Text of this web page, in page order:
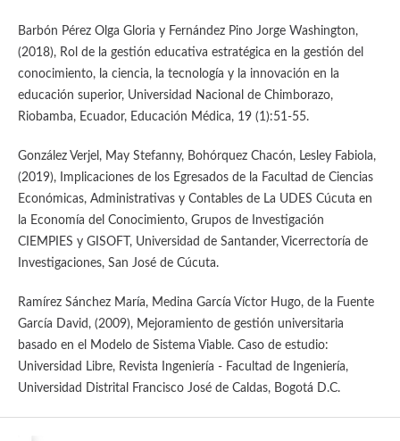
Barbón Pérez Olga Gloria y Fernández Pino Jorge Washington,
(2018), Rol de la gestión educativa estratégica en la gestión del
conocimiento, la ciencia, la tecnología y la innovación en la
educación superior, Universidad Nacional de Chimborazo,
Riobamba, Ecuador, Educación Médica, 19 (1):51-55.
González Verjel, May Stefanny, Bohórquez Chacón, Lesley Fabiola,
(2019), Implicaciones de los Egresados de la Facultad de Ciencias
Económicas, Administrativas y Contables de La UDES Cúcuta en
la Economía del Conocimiento, Grupos de Investigación
CIEMPIES y GISOFT, Universidad de Santander, Vicerrectoría de
Investigaciones, San José de Cúcuta.
Ramírez Sánchez María, Medina García Víctor Hugo, de la Fuente
García David, (2009), Mejoramiento de gestión universitaria
basado en el Modelo de Sistema Viable. Caso de estudio:
Universidad Libre, Revista Ingeniería - Facultad de Ingeniería,
Universidad Distrital Francisco José de Caldas, Bogotá D.C.